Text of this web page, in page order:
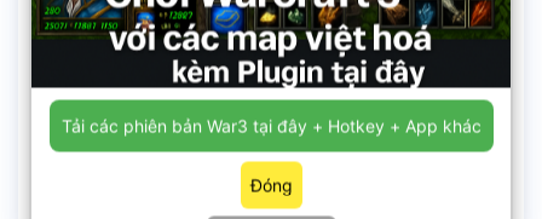
Tải các phiên bản War3 tại đây + Hotkey + App khác
Đóng